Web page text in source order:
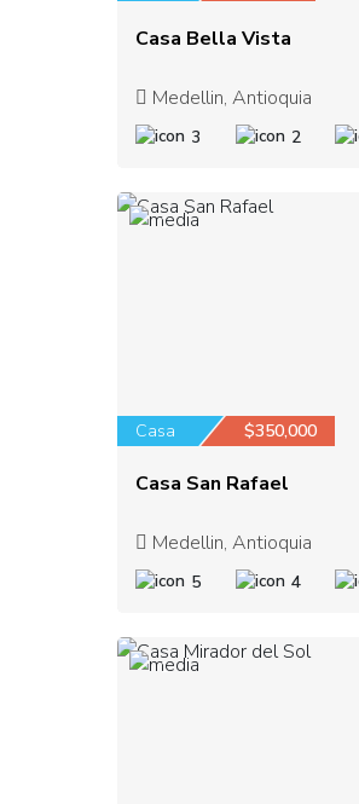
Casa Bella Vista
Medellin, Antioquia
3 2
1
Casa $350,000
Casa San Rafael
Medellin, Antioquia
5 4
1